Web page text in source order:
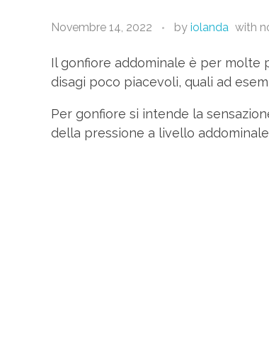
Novembre 14, 2022 by iolanda with
Il gonfiore addominale è per molte
disagi poco piacevoli, quali ad
Per gonfiore si intende la
della pressione a livello